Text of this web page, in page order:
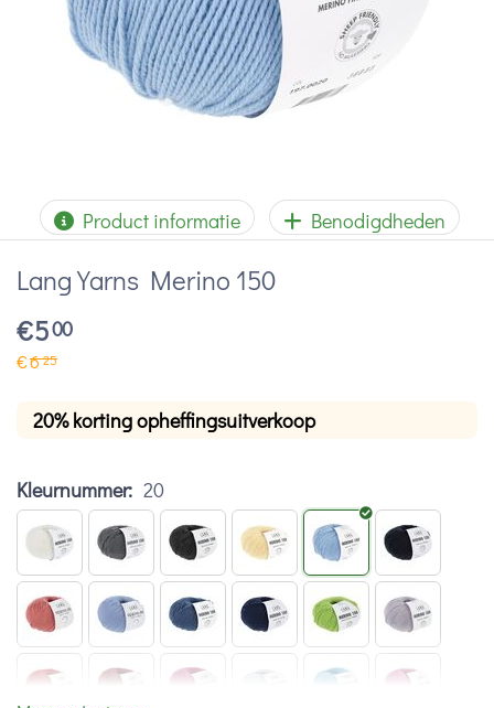
Product informatie Benodigdheden
Lang Yarns Merino 150
€500
€625
20% korting opheffingsuitverkoop
Kleurnummer: 20